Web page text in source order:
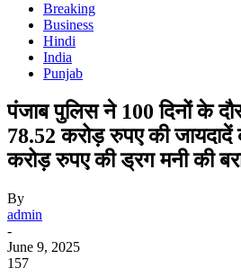
Breaking
Business
Hindi
India
Punjab
पंजाब पुलिस ने 100 दिनों के
78.52 करोड़ रुपए की
करोड़ रुपए की ड्रग मनी की
By
admin
-
June 9, 2025
157